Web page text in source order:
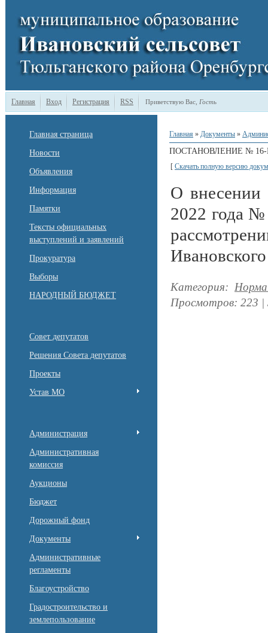
Главная Вход Регистрация RSS Приветствую Вас Гость
Главная страница
Новости
Объявления
Информация
Памятки
Тексты официальных
выступлений и заявлений
Прокуратура
Выборы
НАРОДНЫЙ БЮДЖЕТ
Совет депутатов
Решения Совета депутатов
Проекты
Устав МО
Администрация
Административная
комиссия
Аукционы
Бюджет
Дорожный фонд
Документы
Административные
регламенты
Благоустройство
Градостроительство и
землепользование
Главная » Документы »
ПОСТАНОВЛЕНИЕ № 16-
[ Скачать полную версию
О внесении
2022 года
Категория:
Просмотров: 223 |